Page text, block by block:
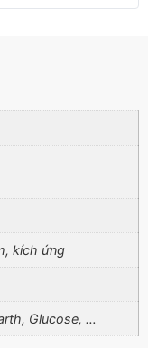
kích ứng
Glucose, …